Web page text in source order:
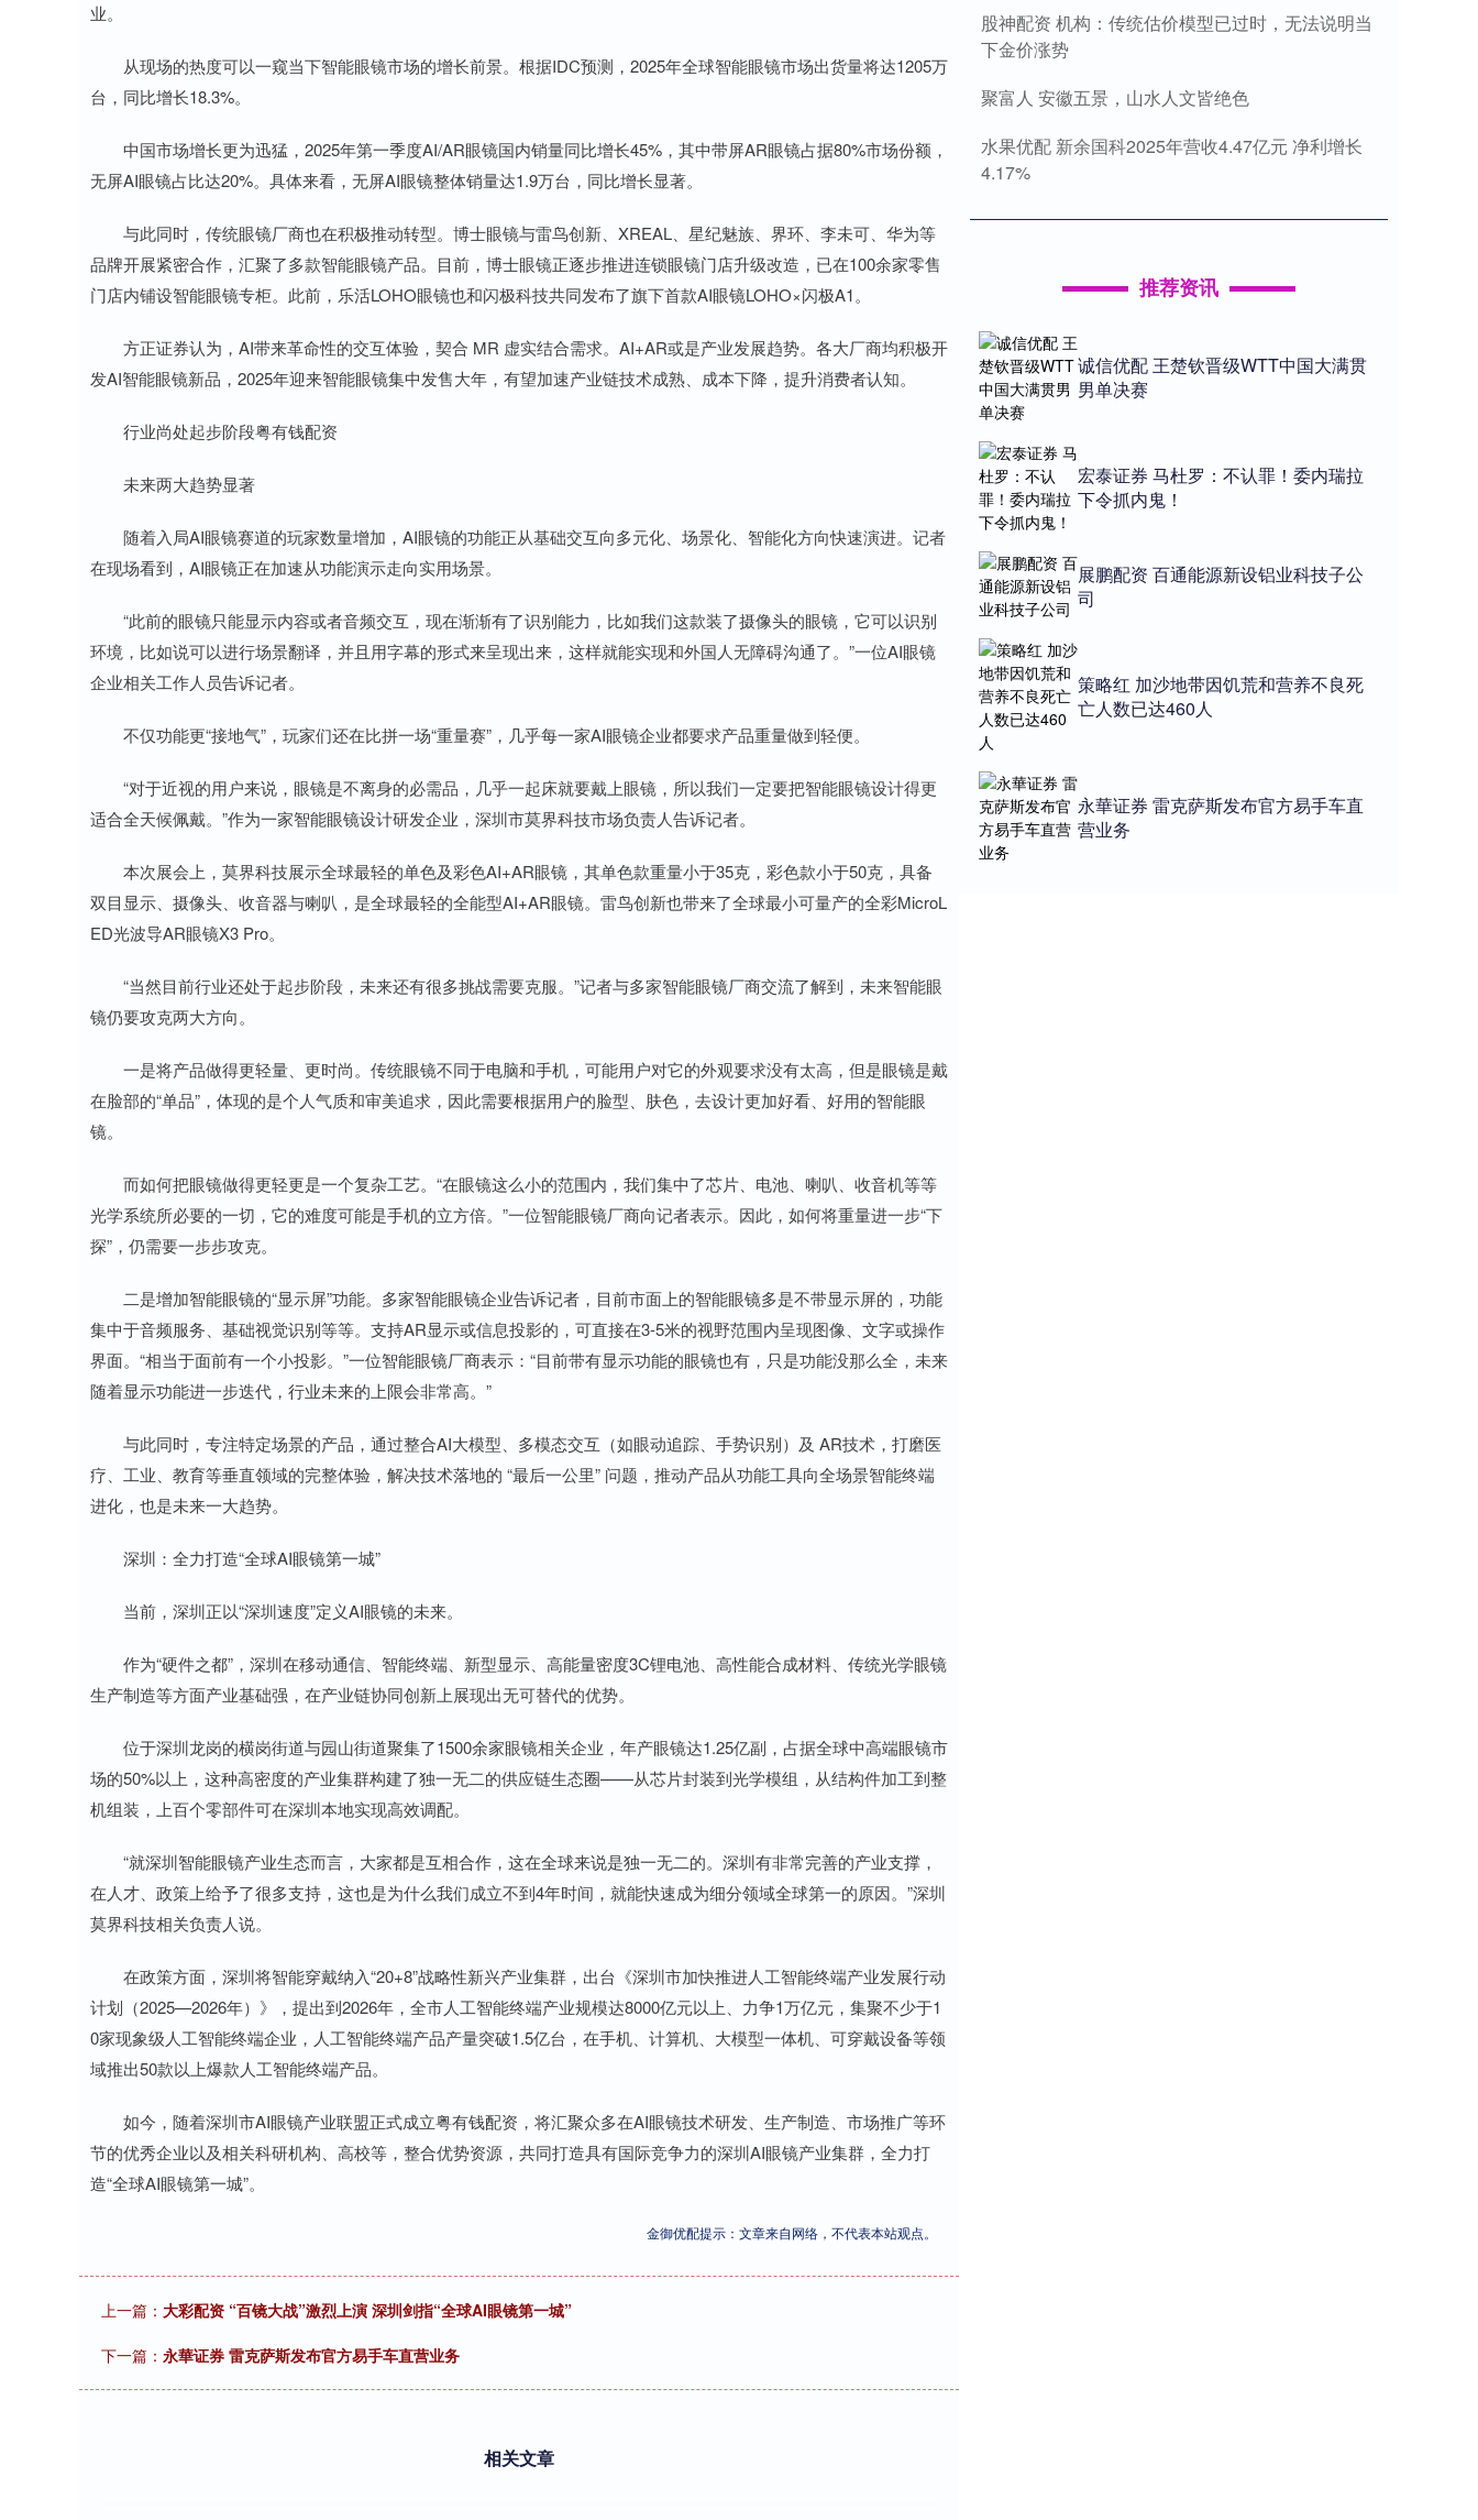
业。
从现场的热度可以一窥当下智能眼镜市场的增长前景。根据IDC预测，2025年全球智能眼镜市场出货量将达1205万
台，同比增长18.3%。
中国市场增长更为迅猛，2025年第一季度AI/AR眼镜国内销量同比增长45%，其中带屏AR眼镜占据80%市场份额，
无屏AI眼镜占比达20%。具体来看，无屏AI眼镜整体销量达1.9万台，同比增长显著。
与此同时，传统眼镜厂商也在积极推动转型。博士眼镜与雷鸟创新、XREAL、星纪魅族、界环、李未可、华为等
品牌开展紧密合作，汇聚了多款智能眼镜产品。目前，博士眼镜正逐步推进连锁眼镜门店升级改造，已在100余家零售
门店内铺设智能眼镜专柜。此前，乐活LOHO眼镜也和闪极科技共同发布了旗下首款AI眼镜LOHO×闪极A1。
方正证券认为，AI带来革命性的交互体验，契合 MR 虚实结合需求。AI+AR或是产业发展趋势。各大厂商均积极开
发AI智能眼镜新品，2025年迎来智能眼镜集中发售大年，有望加速产业链技术成熟、成本下降，提升消费者认知。
行业尚处起步阶段粤有钱配资
未来两大趋势显著
随着入局AI眼镜赛道的玩家数量增加，AI眼镜的功能正从基础交互向多元化、场景化、智能化方向快速演进。记者
在现场看到，AI眼镜正在加速从功能演示走向实用场景。
“此前的眼镜只能显示内容或者音频交互，现在渐渐有了识别能力，比如我们这款装了摄像头的眼镜，它可以识别
环境，比如说可以进行场景翻译，并且用字幕的形式来呈现出来，这样就能实现和外国人无障碍沟通了。”一位AI眼镜
企业相关工作人员告诉记者。
不仅功能更“接地气”，玩家们还在比拼一场“重量赛”，几乎每一家AI眼镜企业都要求产品重量做到轻便。
“对于近视的用户来说，眼镜是不离身的必需品，几乎一起床就要戴上眼镜，所以我们一定要把智能眼镜设计得更
适合全天候佩戴。”作为一家智能眼镜设计研发企业，深圳市莫界科技市场负责人告诉记者。
本次展会上，莫界科技展示全球最轻的单色及彩色AI+AR眼镜，其单色款重量小于35克，彩色款小于50克，具备
双目显示、摄像头、收音器与喇叭，是全球最轻的全能型AI+AR眼镜。雷鸟创新也带来了全球最小可量产的全彩MicroL
ED光波导AR眼镜X3 Pro。
“当然目前行业还处于起步阶段，未来还有很多挑战需要克服。”记者与多家智能眼镜厂商交流了解到，未来智能眼
镜仍要攻克两大方向。
一是将产品做得更轻量、更时尚。传统眼镜不同于电脑和手机，可能用户对它的外观要求没有太高，但是眼镜是戴
在脸部的“单品”，体现的是个人气质和审美追求，因此需要根据用户的脸型、肤色，去设计更加好看、好用的智能眼
镜。
而如何把眼镜做得更轻更是一个复杂工艺。“在眼镜这么小的范围内，我们集中了芯片、电池、喇叭、收音机等等
光学系统所必要的一切，它的难度可能是手机的立方倍。”一位智能眼镜厂商向记者表示。因此，如何将重量进一步“下
探”，仍需要一步步攻克。
二是增加智能眼镜的“显示屏”功能。多家智能眼镜企业告诉记者，目前市面上的智能眼镜多是不带显示屏的，功能
集中于音频服务、基础视觉识别等等。支持AR显示或信息投影的，可直接在3-5米的视野范围内呈现图像、文字或操作
界面。“相当于面前有一个小投影。”一位智能眼镜厂商表示：“目前带有显示功能的眼镜也有，只是功能没那么全，未来
随着显示功能进一步迭代，行业未来的上限会非常高。”
与此同时，专注特定场景的产品，通过整合AI大模型、多模态交互（如眼动追踪、手势识别）及 AR技术，打磨医
疗、工业、教育等垂直领域的完整体验，解决技术落地的 “最后一公里” 问题，推动产品从功能工具向全场景智能终端
进化，也是未来一大趋势。
深圳：全力打造“全球AI眼镜第一城”
当前，深圳正以“深圳速度”定义AI眼镜的未来。
作为“硬件之都”，深圳在移动通信、智能终端、新型显示、高能量密度3C锂电池、高性能合成材料、传统光学眼镜
生产制造等方面产业基础强，在产业链协同创新上展现出无可替代的优势。
位于深圳龙岗的横岗街道与园山街道聚集了1500余家眼镜相关企业，年产眼镜达1.25亿副，占据全球中高端眼镜市
场的50%以上，这种高密度的产业集群构建了独一无二的供应链生态圈——从芯片封装到光学模组，从结构件加工到整
机组装，上百个零部件可在深圳本地实现高效调配。
“就深圳智能眼镜产业生态而言，大家都是互相合作，这在全球来说是独一无二的。深圳有非常完善的产业支撑，
在人才、政策上给予了很多支持，这也是为什么我们成立不到4年时间，就能快速成为细分领域全球第一的原因。”深圳
莫界科技相关负责人说。
在政策方面，深圳将智能穿戴纳入“20+8”战略性新兴产业集群，出台《深圳市加快推进人工智能终端产业发展行动
计划（2025—2026年）》，提出到2026年，全市人工智能终端产业规模达8000亿元以上、力争1万亿元，集聚不少于1
0家现象级人工智能终端企业，人工智能终端产品产量突破1.5亿台，在手机、计算机、大模型一体机、可穿戴设备等领
域推出50款以上爆款人工智能终端产品。
如今，随着深圳市AI眼镜产业联盟正式成立粤有钱配资，将汇聚众多在AI眼镜技术研发、生产制造、市场推广等环
节的优秀企业以及相关科研机构、高校等，整合优势资源，共同打造具有国际竞争力的深圳AI眼镜产业集群，全力打
造“全球AI眼镜第一城”。
金御优配提示：文章来自网络，不代表本站观点。
上一篇： 大彩配资 “百镜大战”激烈上演 深圳剑指“全球AI眼镜第一城”
下一篇： 永華证券 雷克萨斯发布官方易手车直营业务
相关文章
股神配资 机构：传统估价模型已过时，无法说明当
下金价涨势
聚富人 安徽五景，山水人文皆绝色
水果优配 新余国科2025年营收4.47亿元 净利增长
4.17%
推荐资讯
诚信优配 王楚钦晋级WTT中国大满贯
男单决赛
宏泰证券 马杜罗：不认罪！委内瑞拉
下令抓内鬼！
展鹏配资 百通能源新设铝业科技子公
司
策略红 加沙地带因饥荒和营养不良死
亡人数已达460人
永華证券 雷克萨斯发布官方易手车直
营业务